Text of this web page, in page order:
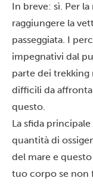
In breve: sì. Per
raggiungere la
passeggiata. I
impegnativi dal
parte dei trekking
difficili da
questo.
La sfida
quantità di
del mare e
tuo corpo se non